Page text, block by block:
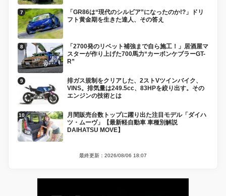
「GR86は“現代のシルビア”になったのか!?」ドリ
フト黄金期を生きた達人、その答え
「2700発のリベット補強まで自ら施工！」居酒屋マ
スターが作り上げた700馬力“カーボンケブラーGT-
R”
排ガス規制をクリアした、2ストVツインバイク、
VINS。排気量は249.5cc、83HPを絞り出す。その
エンジンの技術とは
月間販売台数トップに躍り出た注目モデル「ダイハ
ツ・ムーヴ」【最新軽自動車 車種別解説
DAIHATSU MOVE】
最終更新：2026/08/06 18:07